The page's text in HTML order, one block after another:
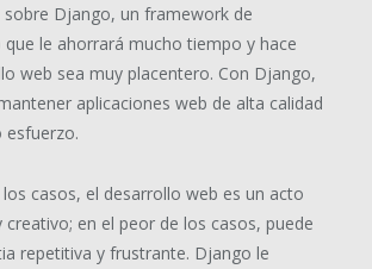
Django, un framework de
que le ahorrará mucho tiempo y hace
web sea muy placentero. Con Django,
aplicaciones web de alta calidad
esfuerzo.
casos, el desarrollo web es un acto
en el peor de los casos, puede
repetitiva y frustrante. Django le